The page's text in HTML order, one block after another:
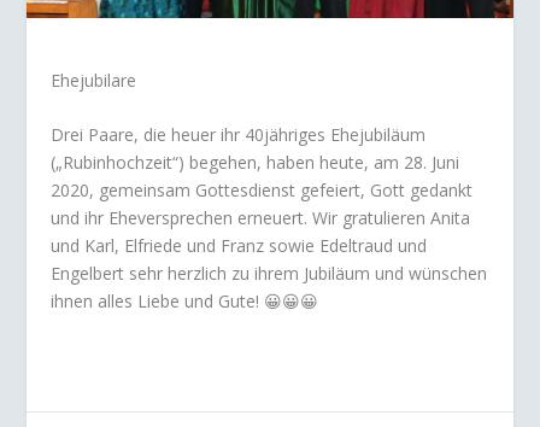
Ehejubilare
Drei Paare, die heuer ihr 40jähriges Ehejubiläum
(„Rubinhochzeit“) begehen, haben heute, am 28. Juni
2020, gemeinsam Gottesdienst gefeiert, Gott gedankt
und ihr Eheversprechen erneuert. Wir gratulieren Anita
und Karl, Elfriede und Franz sowie Edeltraud und
Engelbert sehr herzlich zu ihrem Jubiläum und wünschen
ihnen alles Liebe und Gute! 😀😀😀